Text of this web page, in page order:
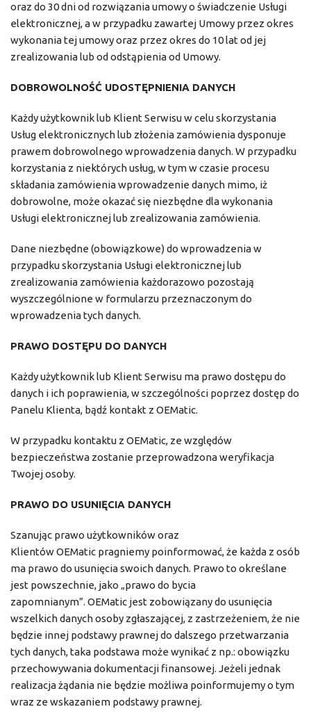
oraz do 30 dni od rozwiązania umowy o świadczenie Usługi
elektronicznej, a w przypadku zawartej Umowy przez okres
wykonania tej umowy oraz przez okres do 10 lat od jej
zrealizowania lub od odstąpienia od Umowy.
DOBROWOLNOŚĆ UDOSTĘPNIENIA DANYCH
Każdy użytkownik lub Klient Serwisu w celu skorzystania
Usług elektronicznych lub złożenia zamówienia dysponuje
prawem dobrowolnego wprowadzenia danych. W przypadku
korzystania z niektórych usług, w tym w czasie procesu
składania zamówienia wprowadzenie danych mimo, iż
dobrowolne, może okazać się niezbędne dla wykonania
Usługi elektronicznej lub zrealizowania zamówienia.
Dane niezbędne (obowiązkowe) do wprowadzenia w
przypadku skorzystania Usługi elektronicznej lub
zrealizowania zamówienia każdorazowo pozostają
wyszczególnione w formularzu przeznaczonym do
wprowadzenia tych danych.
PRAWO DOSTĘPU DO DANYCH
Każdy użytkownik lub Klient Serwisu ma prawo dostępu do
danych i ich poprawienia, w szczególności poprzez dostęp do
Panelu Klienta, bądź kontakt z OEMatic.
W przypadku kontaktu z OEMatic, ze względów
bezpieczeństwa zostanie przeprowadzona weryfikacja
Twojej osoby.
PRAWO DO USUNIĘCIA DANYCH
Szanując prawo użytkowników oraz
Klientów OEMatic pragniemy poinformować, że każda z osób
ma prawo do usunięcia swoich danych. Prawo to określane
jest powszechnie, jako „prawo do bycia
zapomnianym”. OEMatic jest zobowiązany do usunięcia
wszelkich danych osoby zgłaszającej, z zastrzeżeniem, że nie
będzie innej podstawy prawnej do dalszego przetwarzania
tych danych, taka podstawa może wynikać z np.: obowiązku
przechowywania dokumentacji finansowej. Jeżeli jednak
realizacja żądania nie będzie możliwa poinformujemy o tym
wraz ze wskazaniem podstawy prawnej.